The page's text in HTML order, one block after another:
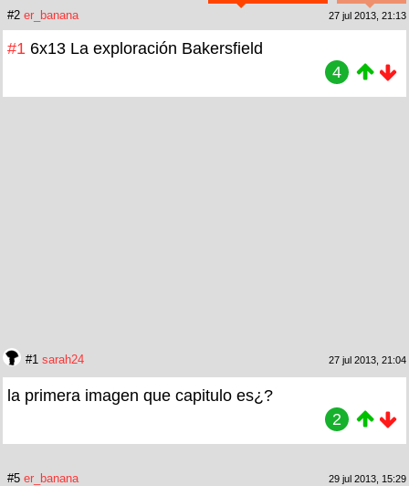
#2 er_banana 27 jul 2013, 21:13
#1 6x13 La exploración Bakersfield
4
#1 sarah24 27 jul 2013, 21:04
la primera imagen que capitulo es¿?
2
#5 er_banana 29 jul 2013, 15:29